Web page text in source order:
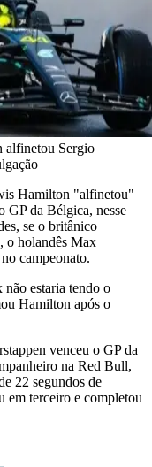
alfinetou Sergio
Hamilton "alfinetou"
GP da Bélgica, nesse
se o britânico
o holandês Max
campeonato.
estaria tendo o
Hamilton após o
venceu o GP da
na Red Bull,
22 segundos de
em terceiro e completou